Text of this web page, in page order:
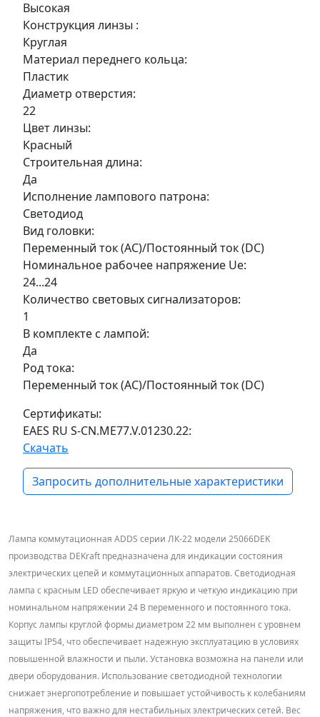
Высокая
Конструкция линзы :
Круглая
Материал переднего кольца:
Пластик
Диаметр отверстия:
22
Цвет линзы:
Красный
Строительная длина:
Да
Исполнение лампового патрона:
Светодиод
Вид головки:
Переменный ток (AC)/Постоянный ток (DC)
Номинальное рабочее напряжение Ue:
24...24
Количество световых сигнализаторов:
1
В комплекте с лампой:
Да
Род тока:
Переменный ток (AC)/Постоянный ток (DC)
Сертификаты:
EAES RU S-CN.ME77.V.01230.22:
Скачать
Запросить дополнительные характеристики
Лампа коммутационная ADDS серии ЛК-22 модели 25066DEK
производства DEKraft предназначена для индикации состояния
электрических цепей и коммутационных аппаратов. Светодиодная
лампа с красным LED обеспечивает яркую и четкую индикацию при
номинальном напряжении 24 В переменного и постоянного тока.
Корпус лампы круглой формы диаметром 22 мм выполнен с уровнем
защиты IP54, что обеспечивает надежную эксплуатацию в условиях
повышенной влажности и пыли. Установка возможна на панели или
двери оборудования. Использование светодиодной технологии
снижает энергопотребление и повышает устойчивость к колебаниям
напряжения, что важно для нестабильных электрических сетей. Вес